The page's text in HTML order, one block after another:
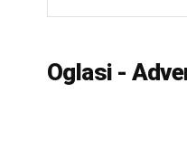
Oglasi -